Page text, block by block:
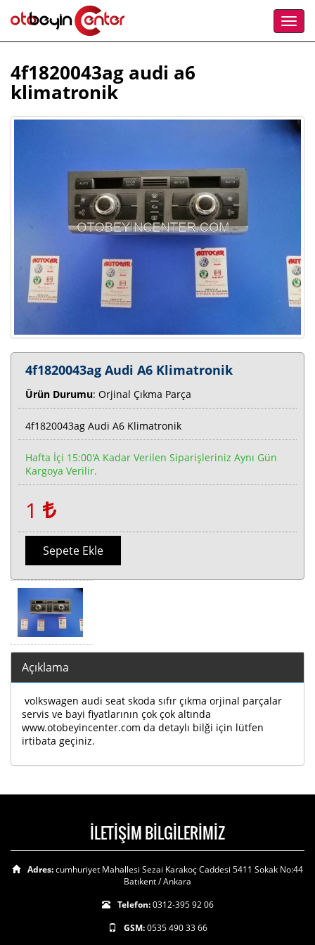
4f1820043ag audi a6
klimatronik
4f1820043ag Audi A6 Klimatronik
Ürün Durumu: Orjinal Çıkma Parça
4f1820043ag Audi A6 Klimatronik
Hafta İçi 15:00'a Kadar Verilen Siparişleriniz Aynı Gün
Kargoya Verilir.
1
Sepete Ekle
Açıklama
volkswagen audi seat skoda sıfır çıkma orjinal parçalar
servis ve bayi fiyatlarının çok çok altında
www.otobeyincenter.com da detaylı bilği için lütfen
irtibata geçiniz.
İLETİŞİM BİLGİLERİMİZ
Adres:cumhuriyet Mahallesi Sezai Karakoç Caddesi 5411 Sokak No:44
Batıkent / Ankara
Telefon:0312-395 92 06
GSM:0535 490 33 66